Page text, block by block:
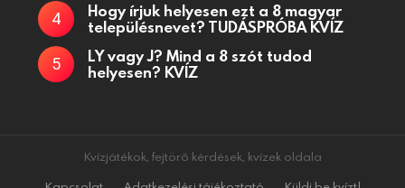
Hogy írjuk helyesen ezt a 8 magyar
településnevet? TUDÁSPRÓBA KVÍZ
LY vagy J? Mind a 8 szót tudod
helyesen? KVÍZ
Kvízjátékok, fejtörő kérdések, kvízek oldala